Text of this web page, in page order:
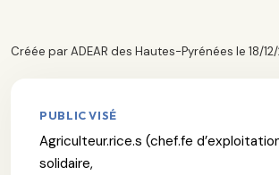
Créée par ADEAR des Hautes-Pyrénées le 18/
PUBLIC VISÉ
Agriculteur.rice.s (chef.fe
solidaire,